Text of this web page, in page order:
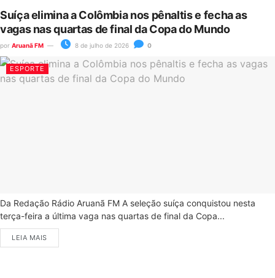
Suíça elimina a Colômbia nos pênaltis e fecha as
vagas nas quartas de final da Copa do Mundo
por Aruanã FM 8 de julho de 2026 0
ESPORTE
Da Redação Rádio Aruanã FM A seleção suíça conquistou nesta
terça-feira a última vaga nas quartas de final da Copa...
LEIA MAIS